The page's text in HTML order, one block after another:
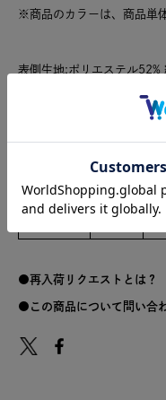
※商品のカラーは、商品単
表側生地:ポリエステル52%
中わた：ダウン90％フェザ
サイズ 着丈
再入荷リクエストとは？
この商品について問い合